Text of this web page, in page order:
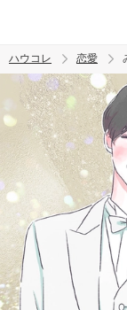
トレンド ワード
恋愛
ハウコレ 恋愛